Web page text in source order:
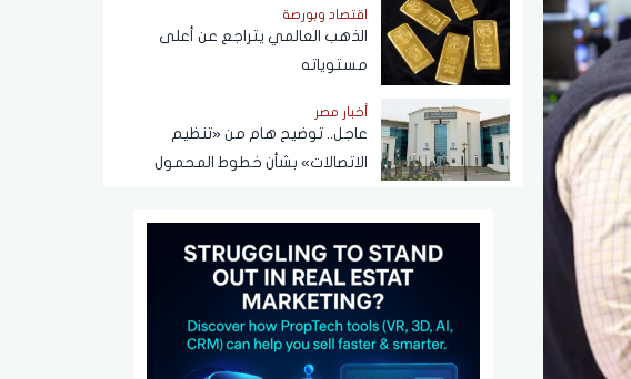
اقتصاد وبورصة
الذهب العالمي يتراجع عن أعلى
مستوياته
أخبار مصر
عاجل.. توضيح هام من «تنظيم
الاتصالات» بشأن خطوط المحمول